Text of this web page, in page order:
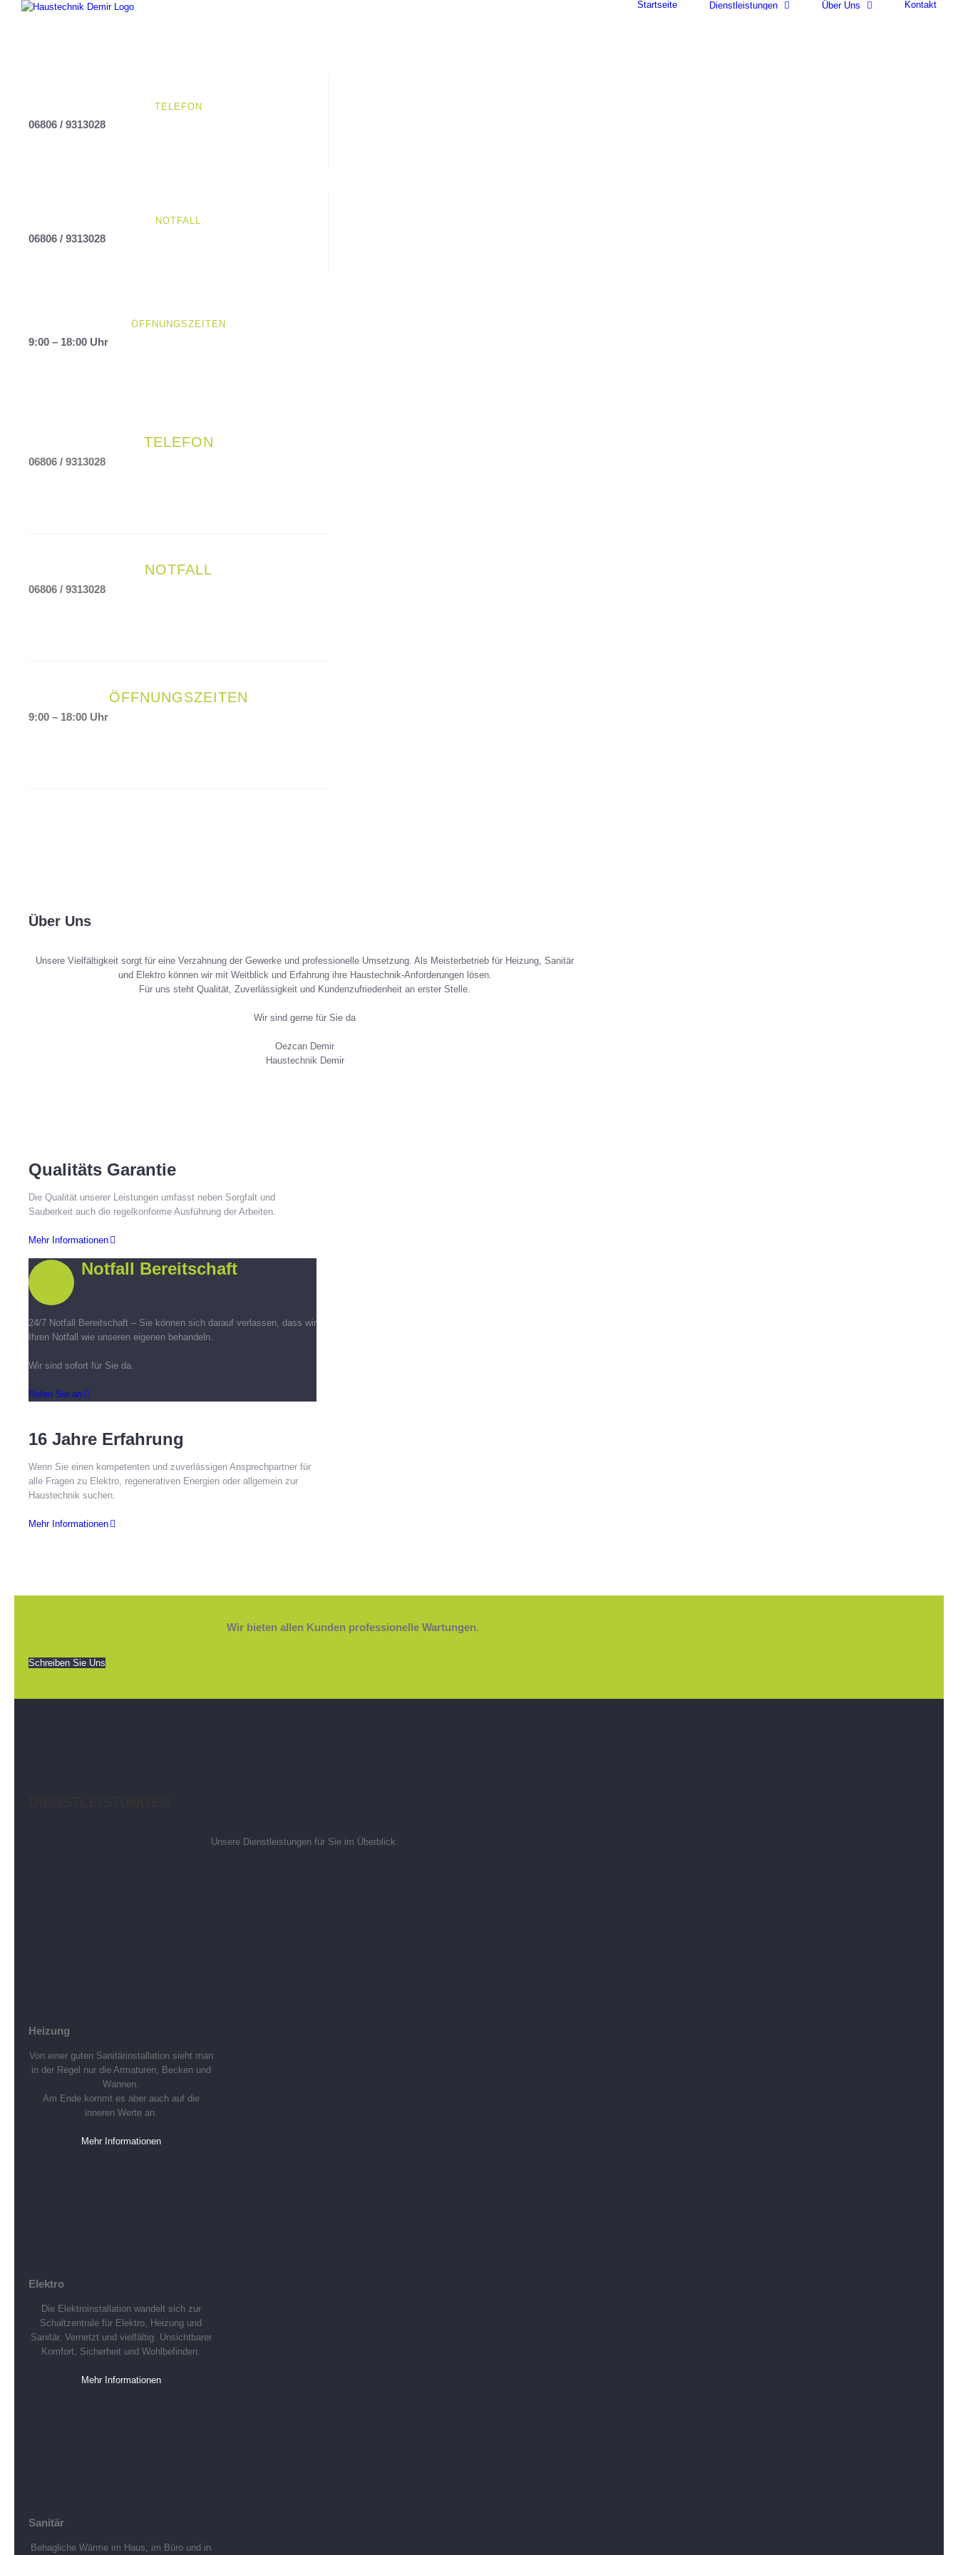
Startseite Dienstleistungen Über Uns Kontakt
TELEFON
06806 / 9313028
NOTFALL
06806 / 9313028
ÖFFNUNGSZEITEN
9:00 – 18:00 Uhr
TELEFON
06806 / 9313028
NOTFALL
06806 / 9313028
ÖFFNUNGSZEITEN
9:00 – 18:00 Uhr
Über Uns
Unsere Vielfältigkeit sorgt für eine Verzahnung der Gewerke und professionelle Umsetzung. Als Meisterbetrieb für Heizung, Sanitär
und Elektro können wir mit Weitblick und Erfahrung ihre Haustechnik-Anforderungen lösen.
Für uns steht Qualität, Zuverlässigkeit und Kundenzufriedenheit an erster Stelle.
Wir sind gerne für Sie da
Oezcan Demir
Haustechnik Demir
Qualitäts Garantie
Die Qualität unserer Leistungen umfasst neben Sorgfalt und
Sauberkeit auch die regelkonforme Ausführung der Arbeiten.
Mehr Informationen
Notfall Bereitschaft
24/7 Notfall Bereitschaft – Sie können sich darauf verlassen, dass wir
Ihren Notfall wie unseren eigenen behandeln.
Wir sind sofort für Sie da.
Rufen Sie an
16 Jahre Erfahrung
Wenn Sie einen kompetenten und zuver­lässigen Ansprech­partner für
alle Fragen zu Elektro, rege­ne­ra­tiven Ener­gien oder allge­mein zur
Haus­technik suchen.
Mehr Informationen
Wir bieten allen Kunden professionelle Wartungen.
Schreiben Sie Uns
Unsere Dienstleistungen für Sie im Überblick.
Heizung
Von einer guten Sanitärinstallation sieht man
in der Regel nur die Armaturen, Becken und
Wannen.
Am Ende kommt es aber auch auf die
inneren Werte an.
Mehr Informationen
Elektro
Die Elektroinstallation wandelt sich zur
Schaltzentrale für Elektro, Heizung und
Sanitär. Vernetzt und vielfältig. Unsichtbarer
Komfort, Sicherheit und Wohlbefinden.
Mehr Informationen
Sanitär
Behagliche Wärme im Haus, im Büro und in